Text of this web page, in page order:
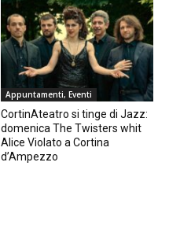
Appuntamenti, Eventi
CortinAteatro si tinge di Jazz:
domenica The Twisters whit
Alice Violato a Cortina
d’Ampezzo